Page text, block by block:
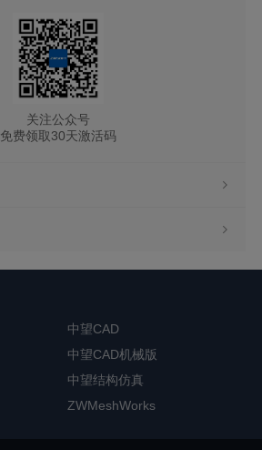
关注公众号
免费领取30天激活码
中望CAD
中望CAD机械版
中望结构仿真
ZWMeshWorks